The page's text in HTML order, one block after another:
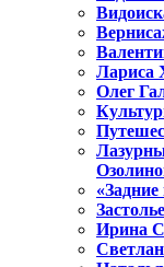
Лариса
Олег
Ирина